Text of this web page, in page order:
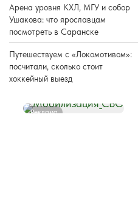
Арена уровня КХЛ, МГУ и собор
Ушакова: что ярославцам
посмотреть в Саранске
Путешествуем с «Локомотивом»:
посчитали, сколько стоит
хоккейный выезд
Реклама